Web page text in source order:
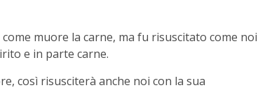
muore la carne, ma fu risuscitato come noi
e in parte carne.
così risusciterà anche noi con la sua